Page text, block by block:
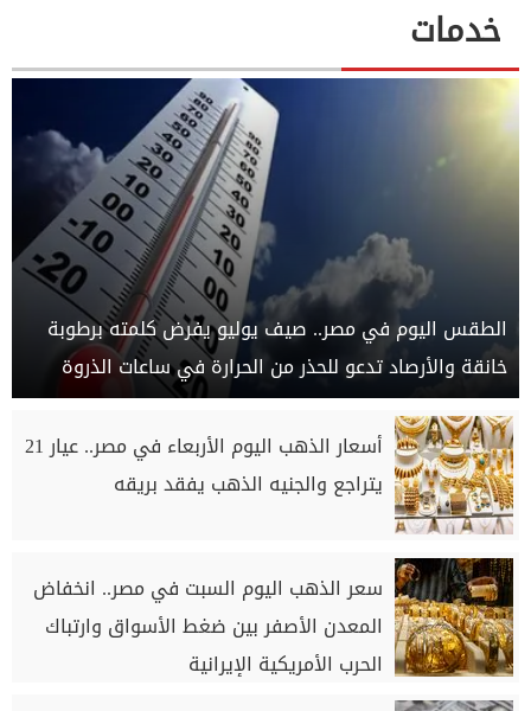
خدمات
الطقس اليوم في مصر.. صيف يوليو يفرض كلمته برطوبة
خانقة والأرصاد تدعو للحذر من الحرارة في ساعات الذروة
أسعار الذهب اليوم الأربعاء في مصر.. عيار 21
يتراجع والجنيه الذهب يفقد بريقه
سعر الذهب اليوم السبت في مصر.. انخفاض
المعدن الأصفر بين ضغط الأسواق وارتباك
الحرب الأمريكية الإيرانية